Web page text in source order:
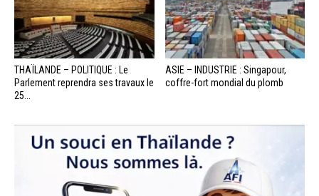
THAÏLANDE – POLITIQUE : Le
Parlement reprendra ses travaux le
25...
ASIE – INDUSTRIE : Singapour,
coffre-fort mondial du plomb